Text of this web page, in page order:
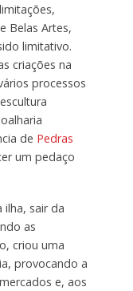
Belas Artes,
limitativo.
criações na
processos
de Pedras
um pedaço
sair da
as
criou uma
provocando a
e, aos